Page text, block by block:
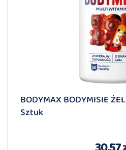
BODYMAX BODYMISIE
Sztuk